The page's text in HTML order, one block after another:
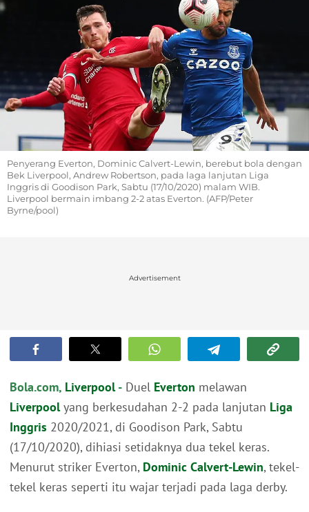
Penyerang Everton, Dominic Calvert-Lewin, berebut bola dengan
Bek Liverpool, Andrew Robertson, pada laga lanjutan Liga
Inggris di Goodison Park, Sabtu (17/10/2020) malam WIB.
Liverpool bermain imbang 2-2 atas Everton. (AFP/Peter
Byrne/pool)
Advertisement
Bola.com, Liverpool- Duel Everton melawan
Liverpoolyang berkesudahan 2-2 pada lanjutan Liga
Inggris 2020/2021, di Goodison Park, Sabtu
(17/10/2020), dihiasi setidaknya dua tekel keras.
Menurut striker Everton, Dominic Calvert-Lewin, tekel-
tekel keras seperti itu wajar terjadi pada laga derby.